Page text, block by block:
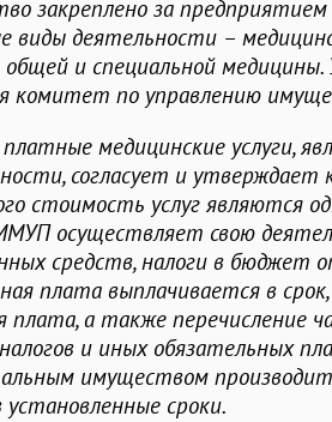
закреплено за предприятием
виды деятельности –
общей и специальной
комитет по управлению
медицинские услуги,
согласует и утверждает
стоимость услуг являются
осуществляет свою
средств, налоги в бюджет
плата выплачивается в
плата, а также перечисление
и иных обязательных
имуществом
установленные сроки.